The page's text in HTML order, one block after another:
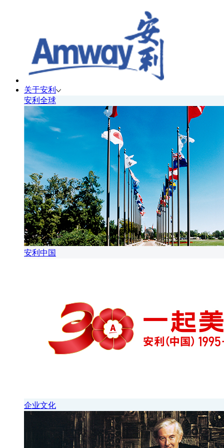
关于安利
安利全球
安利中国
企业文化